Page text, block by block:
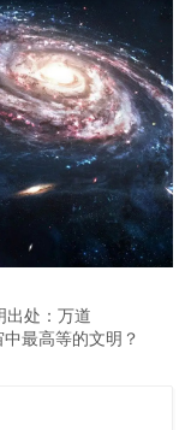
处： 万道
最高等的文明？